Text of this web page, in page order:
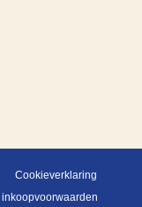
Cookieverklaring